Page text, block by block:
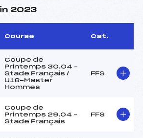
2023
Course Cat.
Coupe de
Printemps 30.04 –
Stade Français /
U18-Master
Hommes
FFS
Coupe de
Printemps 29.04 –
Stade Français
FFS